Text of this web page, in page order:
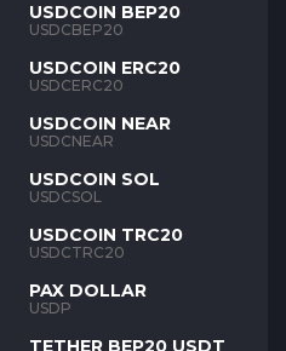
USDCOIN BEP20
USDCBEP20
USDCOIN ERC20
USDCERC20
USDCOIN NEAR
USDCNEAR
USDCOIN SOL
USDCSOL
USDCOIN TRC20
USDCTRC20
PAX DOLLAR
USDP
TETHER BEP20 USDT